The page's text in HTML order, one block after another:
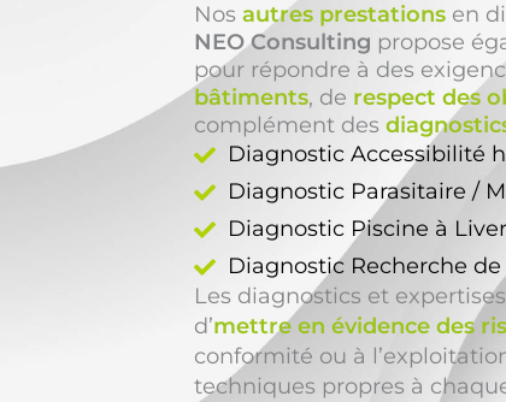
Nos autres prestations en
NEO Consulting propose
pour répondre à des
bâtiments, de respect des
complément des
Diagnostic Accessibilité
Diagnostic Parasitaire /
Diagnostic Piscine à
Diagnostic Recherche
Les diagnostics et
d’mettre en évidence des
conformité ou à
techniques propres à